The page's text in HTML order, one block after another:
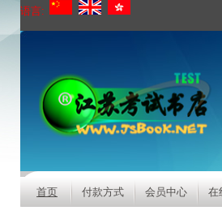
语言:
首页 付款方式 会员中心 在